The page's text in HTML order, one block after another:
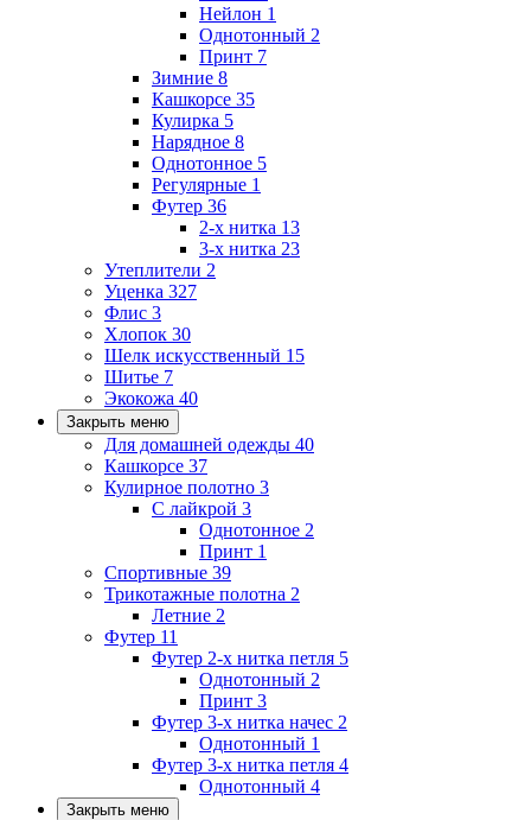
Нейлон 1
Однотонный 2
Принт 7
Зимние 8
Кашкорсе 35
Кулирка 5
Нарядное 8
Однотонное 5
Регулярные 1
Футер 36
2-х нитка 13
3-х нитка 23
Утеплители 2
Уценка 327
Флис 3
Хлопок 30
Шелк искусственный 15
Шитье 7
Экокожа 40
Закрыть меню
Для домашней одежды 40
Кашкорсе 37
Кулирное полотно 3
С лайкрой 3
Однотонное 2
Принт 1
Спортивные 39
Трикотажные полотна 2
Летние 2
Футер 11
Футер 2-х нитка петля 5
Однотонный 2
Принт 3
Футер 3-х нитка начес 2
Однотонный 1
Футер 3-х нитка петля 4
Однотонный 4
Закрыть меню